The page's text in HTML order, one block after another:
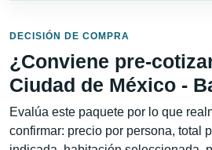
DECISIÓN DE COMPRA
¿Conviene pre-
Ciudad de México -
Evalúa este paquete por lo que
confirmar: precio por persona, total